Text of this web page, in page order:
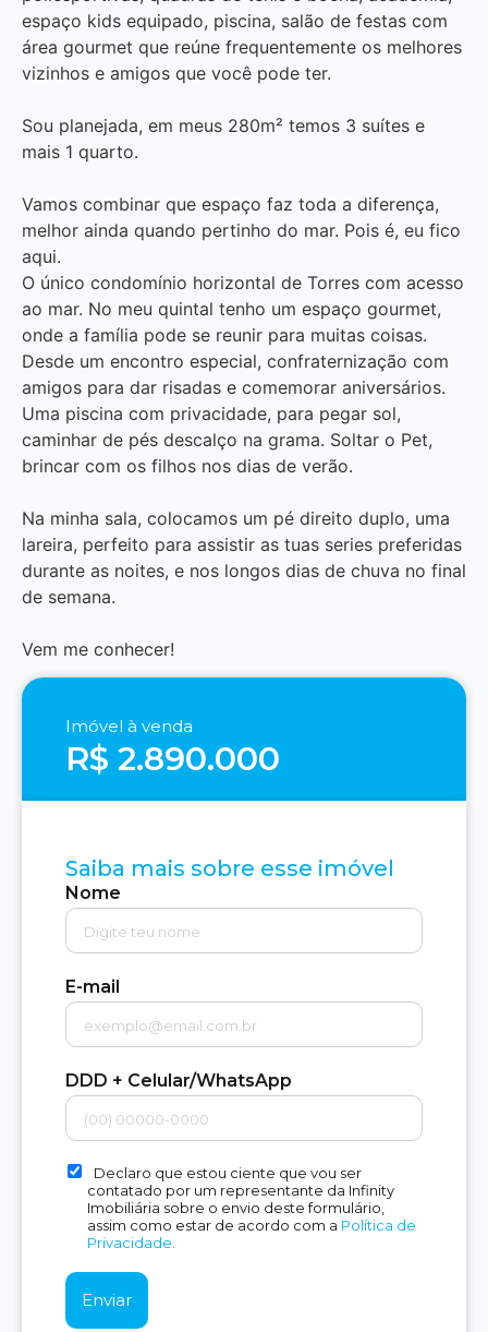
espaço kids equipado, piscina, salão de festas com
área gourmet que reúne frequentemente os melhores
vizinhos e amigos que você pode ter.
Sou planejada, em meus 280m² temos 3 suítes e
mais 1 quarto.
Vamos combinar que espaço faz toda a diferença,
melhor ainda quando pertinho do mar. Pois é, eu fico
aqui.
O único condomínio horizontal de Torres com acesso
ao mar. No meu quintal tenho um espaço gourmet,
onde a família pode se reunir para muitas coisas.
Desde um encontro especial, confraternização com
amigos para dar risadas e comemorar aniversários.
Uma piscina com privacidade, para pegar sol,
caminhar de pés descalço na grama. Soltar o Pet,
brincar com os filhos nos dias de verão.
Na minha sala, colocamos um pé direito duplo, uma
lareira, perfeito para assistir as tuas series preferidas
durante as noites, e nos longos dias de chuva no final
de semana.
Vem me conhecer!
Imóvel à venda
R$ 2.890.000
Saiba mais sobre esse imóvel
Nome
E-mail
DDD + Celular/WhatsApp
Declaro que estou ciente que vou ser
contatado por um representante da Infinity
Imobiliária sobre o envio deste formulário,
assim como estar de acordo com a Política de
Privacidade.